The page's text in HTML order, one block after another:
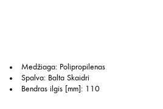
Medžiaga: Polipropilenas
Spalva: Balta Skaidri
Bendras ilgis [mm] : 110